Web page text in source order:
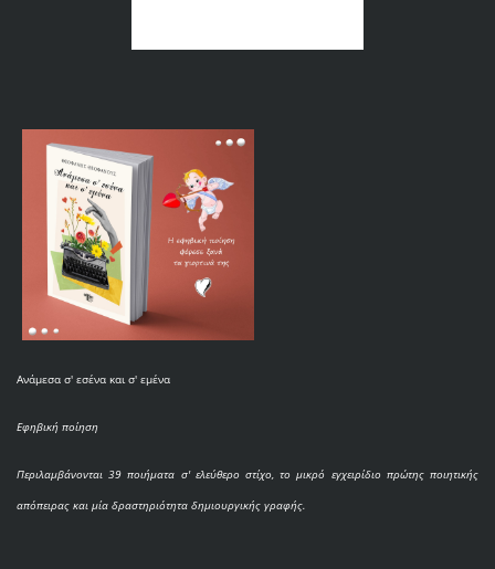
Ανάμεσα σ' εσένα και σ' εμένα
Εφηβική ποίηση
Περιλαμβάνονται 39 ποιήματα σ' ελεύθερο στίχο, το μικρό εγχειρίδιο πρώτης ποιητικής
απόπειρας και μία δραστηριότητα δημιουργικής γραφής.